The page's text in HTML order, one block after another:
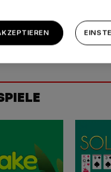
neuem Territorium. Aber
deine Truppen los,